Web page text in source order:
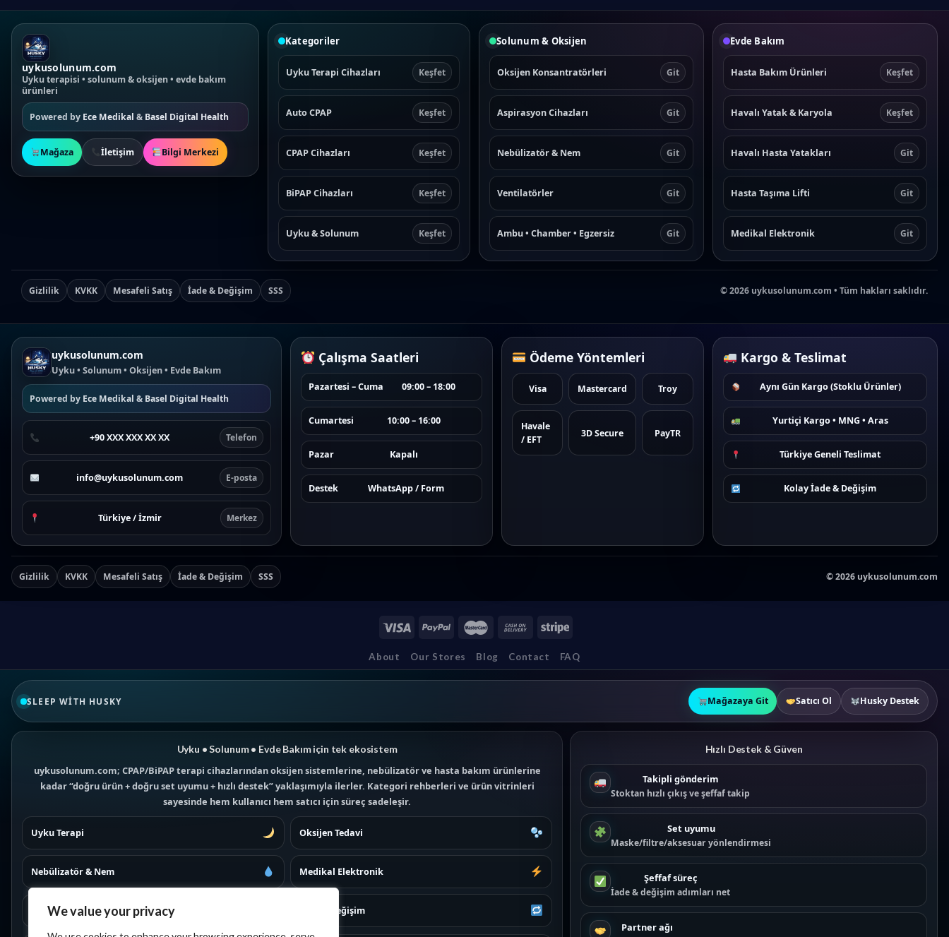
We value your privacy
uykusolunum.com
Uyku terapisi • solunum & oksijen • evde bakım
ürünleri
Powered by Ece Medikal & Basel Digital Health
Mağaza İletişim Bilgi Merkezi
Kategoriler
Uyku Terapi Cihazları Keşfet
Auto CPAP Keşfet
CPAP Cihazları Keşfet
BiPAP Cihazları Keşfet
Uyku & Solunum Keşfet
Solunum & Oksijen
Oksijen Konsantratörleri Git
Aspirasyon Cihazları Git
Nebülizatör & Nem Git
Ventilatörler Git
Ambu • Chamber • Egzersiz Git
Evde Bakım
Hasta Bakım Ürünleri Keşfet
Havalı Yatak & Karyola Keşfet
Havalı Hasta Yatakları Git
Hasta Taşıma Lifti Git
Medikal Elektronik Git
Gizlilik KVKK Mesafeli Satış İade & Değişim SSS ©2026 uykusolunum.com • Tüm hakları saklıdır.
uykusolunum.com
Uyku • Solunum • Oksijen • Evde Bakım
Powered by Ece Medikal & Basel Digital Health
+90 XXX XXX XX XX Telefon
info@uykusolunum.com E-posta
Türkiye / İzmir Merkez
Çalışma Saatleri
Pazartesi – Cuma 09:00 – 18:00
Cumartesi 10:00 – 16:00
Pazar Kapalı
Destek WhatsApp / Form
Ödeme Yöntemleri
Visa Mastercard Troy
Havale
/ EFT
3D Secure PayTR
Kargo & Teslimat
Aynı Gün Kargo (Stoklu Ürünler)
Yurtiçi Kargo • MNG • Aras
Türkiye Geneli Teslimat
Kolay İade & Değişim
Gizlilik KVKK Mesafeli Satış İade & Değişim SSS ©2026 uykusolunum.com
About Our Stores Blog Contact FAQ
SLEEP WITH HUSKY Mağazaya Git Satıcı Ol Husky Destek
Uyku • Solunum • Evde Bakım için tek ekosistem
uykusolunum.com; CPAP/BiPAP terapi cihazlarından oksijen sistemlerine, nebülizatör ve hasta bakım ürünlerine
kadar “doğru ürün + doğru set uyumu + hızlı destek” yaklaşımıyla ilerler. Kategori rehberleri ve ürün vitrinleri
sayesinde hem kullanıcı hem satıcı için süreç sadeleşir.
Uyku Terapi Oksijen Tedavi
Nebülizatör & Nem Medikal Elektronik
Maskeler İade & Değişim
Hızlı Destek & Güven
Takipli gönderim
Stoktan hızlı çıkış ve şeffaf takip
Set uyumu
Maske/filtre/aksesuar yönlendirmesi
Şeffaf süreç
İade & değişim adımları net
Partner ağı